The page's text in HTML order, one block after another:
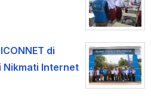
di
Nikmati Internet